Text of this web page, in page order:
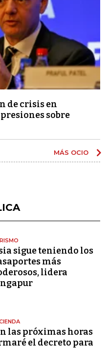
de crisis en
sobre
MÁS OCIO
sigue teniendo los
más
lidera
las próximas horas
el decreto para